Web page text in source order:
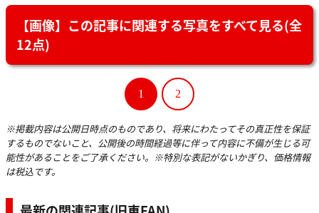
【画像】この記事に関連する写真をすべて見る(全
12点)
1 2
※掲載内容は公開日時点のものであり、将来にわたってその真正性を保証
するものでないこと、公開後の時間経過等に伴って内容に不備が生じる可
能性があることをご了承ください。※特別な表記がないかぎり、価格情報
は税込です。